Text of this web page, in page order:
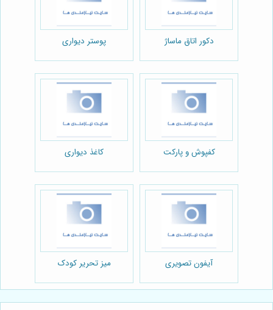
دکور اتاق ماساژ پوستر دیواری
کفپوش و پارکت کاغذ دیواری
آیفون تصویری میز تحریر کودک